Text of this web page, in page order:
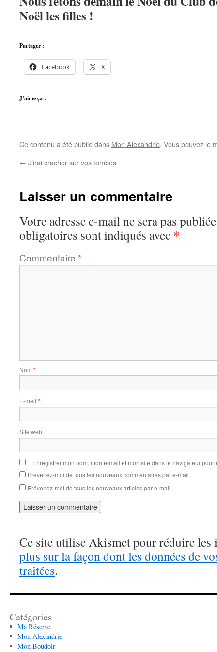
Noël les filles !
Partager :
Facebook X
J’aime ça :
Ce contenu a été publié dans Mon Alexandrie. Vous pouvez le
← J’irai cracher sur vos tombes
Laisser un commentaire
Votre adresse e-mail ne sera pas
obligatoires sont indiqués avec *
Commentaire *
Nom *
E-mail *
Site web
Enregistrer mon nom, mon e-mail et mon site dans le navigateur
Prévenez-moi de tous les nouveaux commentaires par e-mail.
Prévenez-moi de tous les nouveaux articles par e-mail.
Ce site utilise Akismet pour réduire les
plus sur la façon dont les données de
traitées.
Catégories
Ma Réserve
Mon Alexandrie
Mon Boudoir